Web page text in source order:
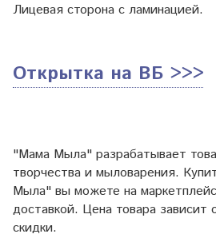
Лицевая сторона с ламинацией.
Открытка на ВБ >>>
"Мама Мыла" разрабатывает
творчества и мыловарения.
Мыла" вы можете на
доставкой. Цена товара зависит
скидки.